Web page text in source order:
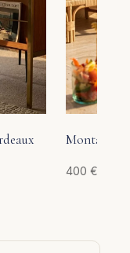
Montano
400 €